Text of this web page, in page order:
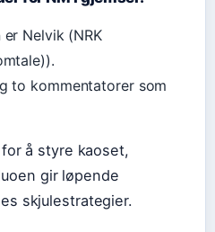
Nelvik (NRK
to kommentatorer som
å styre kaoset,
gir løpende
skjulestrategier.